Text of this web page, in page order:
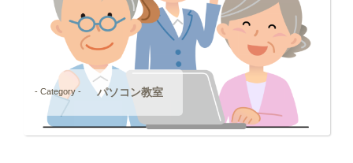
- Category - パソコン教室